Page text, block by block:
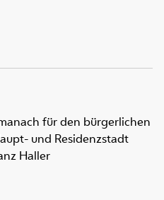
für den bürgerlichen
und Residenzstadt
Haller